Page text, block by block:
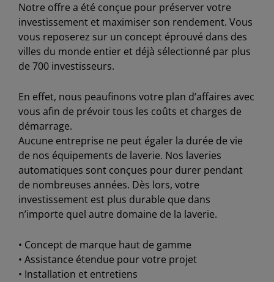
Notre offre a été conçue pour préserver votre
investissement et maximiser son rendement. Vous
vous reposerez sur un concept éprouvé dans des
villes du monde entier et déjà sélectionné par plus
de 700 investisseurs.
En effet, nous peaufinons votre plan d’affaires avec
vous afin de prévoir tous les coûts et charges de
démarrage.
Aucune entreprise ne peut égaler la durée de vie
de nos équipements de laverie. Nos laveries
automatiques sont conçues pour durer pendant
de nombreuses années. Dès lors, votre
investissement est plus durable que dans
n’importe quel autre domaine de la laverie.
• Concept de marque haut de gamme
• Assistance étendue pour votre projet
• Installation et entretiens